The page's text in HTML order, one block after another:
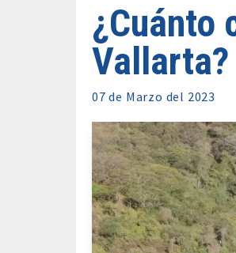
¿Cuánto
Vallarta?
07 de Marzo del 2023